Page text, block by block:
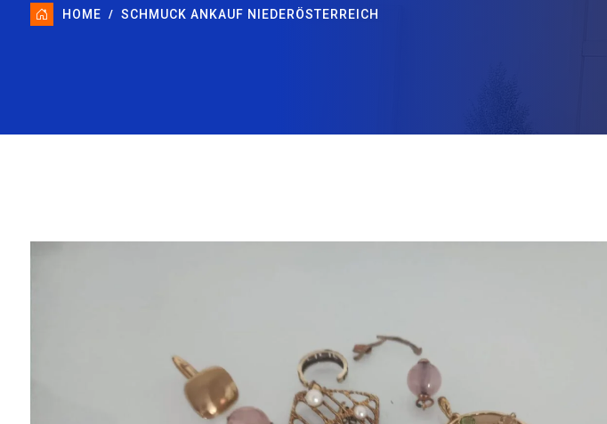
HOME SCHMUCK ANKAUF NIEDERÖSTERREICH